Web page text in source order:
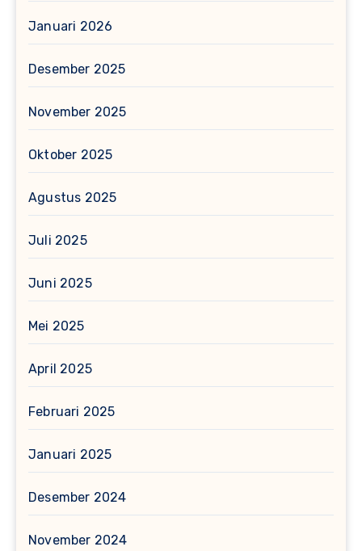
Januari 2026
Desember 2025
November 2025
Oktober 2025
Agustus 2025
Juli 2025
Juni 2025
Mei 2025
April 2025
Februari 2025
Januari 2025
Desember 2024
November 2024